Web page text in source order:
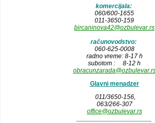
komercijala:
060/600-1655
011-3650-159
bircaninova42@ozbulevar.rs
računovodstvo:
060-625-0008
radno vreme: 8-17 h
subotom : 8-12 h
Glavni menadzer
011/3650-156,
063/266-307
office@ozbulevar.rs